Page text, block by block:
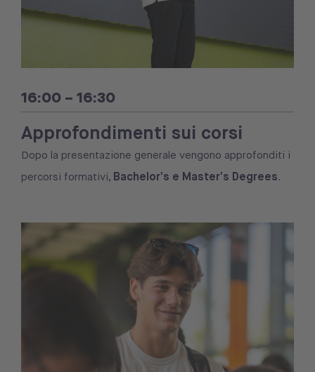
16:00 – 16:30
Approfondimenti sui corsi
Dopo la presentazione generale vengono approfonditi i
percorsi formativi, Bachelor’s e Master’s Degrees.